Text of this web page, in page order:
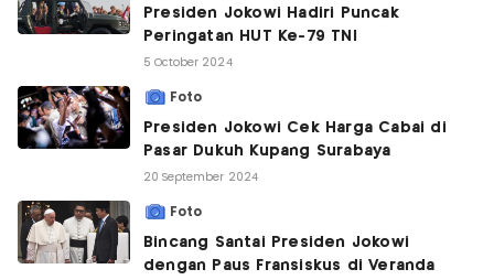
Presiden Jokowi Hadiri Puncak
Peringatan HUT Ke-79 TNI
5 October 2024
Foto
Presiden Jokowi Cek Harga Cabai di
Pasar Dukuh Kupang Surabaya
20 September 2024
Foto
Bincang Santai Presiden Jokowi
dengan Paus Fransiskus di Veranda